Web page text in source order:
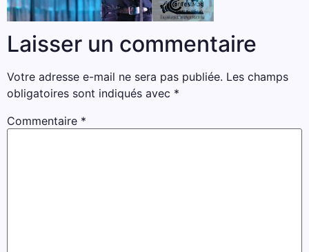
Laisser un commentaire
Votre adresse e-mail ne sera pas publiée. Les champs
obligatoires sont indiqués avec *
Commentaire *